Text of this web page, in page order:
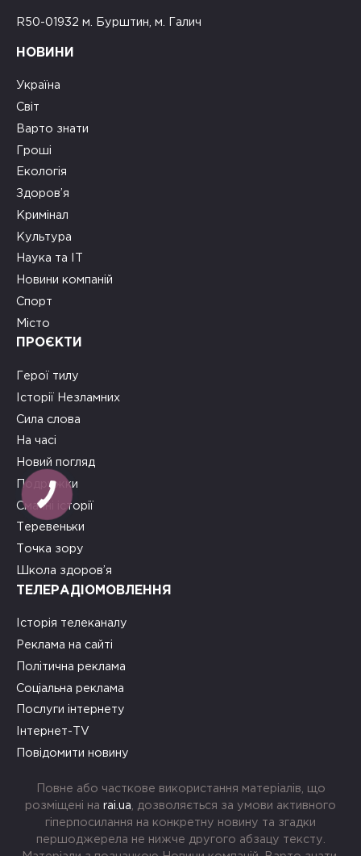
R50-01932 м. Бурштин, м. Галич
НОВИНИ
Україна
Світ
Варто знати
Гроші
Екологія
Здоров’я
Кримінал
Культура
Наука та ІТ
Новини компаній
Спорт
Місто
ПРОЄКТИ
Герої тилу
Історії Незламних
Сила слова
На часі
Новий погляд
Подружки
Смачні історії
Теревеньки
Точка зору
Школа здоров’я
ТЕЛЕРАДІОМОВЛЕННЯ
Історія телеканалу
Реклама на сайті
Політична реклама
Соціальна реклама
Послуги інтернету
Інтернет-TV
Повідомити новину
Повне або часткове використання матеріалів, що
розміщені на rai.ua , дозволяється за умови активного
гіперпосилання на конкретну новину та згадки
першоджерела не нижче другого абзацу тексту.